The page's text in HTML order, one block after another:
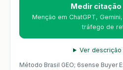
Medir citação
Menção em ChatGPT,
tráfego de
Ver
Método Brasil GEO; 6sense Buyer